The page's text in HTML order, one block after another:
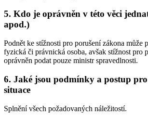
5. Kdo je oprávněn v této věci
apod.)
Podnět ke stížnosti pro porušení zákona může
fyzická či právnická osoba, avšak stížnost pro
oprávněn podat pouze ministr spravedlnosti.
6. Jaké jsou podmínky a postup
situace
Splnění všech požadovaných náležitostí.